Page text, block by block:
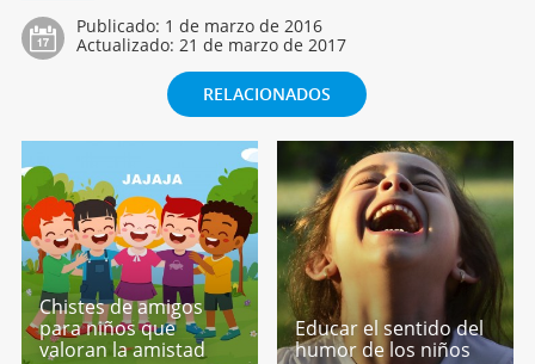
Publicado: 1 de marzo de 2016
Actualizado: 21 de marzo de 2017
RELACIONADOS
Chistes de amigos
para niños que
valoran la amistad
Educar el sentido del
humor de los niños